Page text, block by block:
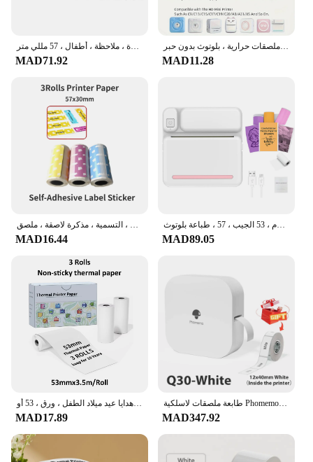
طابعة الجيب الحرارية اللاسلكية بلوتوث ، طباعة مكتب صغير ، ملصق التسمية ، عامل المنزل ، الصورة ، ملاحظة ، أطفال ، 57 مللي متر
MAD71.92
طابعة لاسلكية صغيرة محمولة ، ورق ملصقات حرارية ، بلوتوث بدون حبر ، BT ، ، Imprimante ، andid ، IOS ، Label
MAD11.28
طابعة حرارية صغيرة للمجلة ، صانع الملصقات ، سجل القصاصات ديي ، السفر ، الملاحظات ، التسمية ، مذكرة لاصقة ، ملصق
MAD16.44
طابعة حرارية صغيرة محمولة ، آلة صنع الملصقات بدون حبر ، طابعة استلام ، 53 الجيب ، 57 ، طباعة بلوتوث ، C19
MAD89.05
طابعة حرارية صغيرة لاصقة للهاتف ، محمولة ، لاسلكية ، طابعات إيصالات ، هدايا عيد ميلاد الطفل ، ورق ، 53 أو
MAD17.89
طابعة ملصقات لاسلكية Phomemo Q30 ، طابعة محمولة بجيب ، ملصق سعر حراري ، علامة ملصق ، استخدام منزلي ومكتبي
MAD347.92